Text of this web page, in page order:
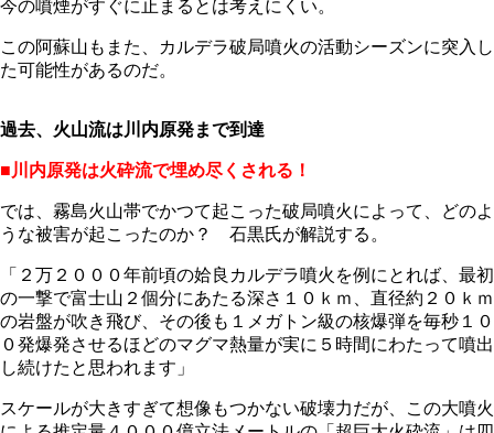
今の噴煙がすぐに止まるとは考えにくい。
この阿蘇山もまた、カルデラ破局噴火の活動シーズンに突入し
た可能性があるのだ。
過去、火山流は川内原発まで到達
■川内原発は火砕流で埋め尽くされる！
では、霧島火山帯でかつて起こった破局噴火によって、どのよ
うな被害が起こったのか？ 石黒氏が解説する。
「２万２０００年前頃の姶良カルデラ噴火を例にとれば、最初
の一撃で富士山２個分にあたる深さ１０ｋｍ、直径約２０ｋｍ
の岩盤が吹き飛び、その後も１メガトン級の核爆弾を毎秒１０
０発爆発させるほどのマグマ熱量が実に５時間にわたって噴出
し続けたと思われます」
スケールが大きすぎて想像もつかない破壊力だが、この大噴火